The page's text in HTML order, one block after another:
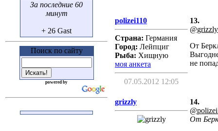
За последние 60
минут
+ 26 Gast
Поиск по сайту
powered by
polizei110
Страна: Германия
Город: Лейпциг
Рыба: Хищную
моя анкета
07.05.2012 12:05
13.
@grizzly
От
не
grizzly
14.
От